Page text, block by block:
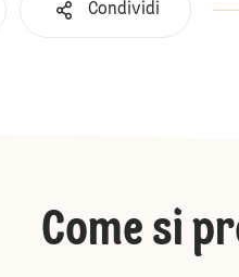
Condividi
Come si